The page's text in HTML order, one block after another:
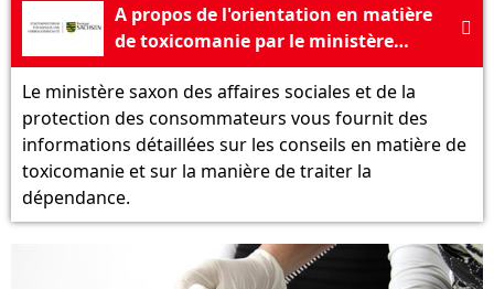
A propos de l'orientation en matière
de toxicomanie par le ministère
saxon des Affaires sociales

Le ministère saxon des affaires sociales et de la
protection des consommateurs vous fournit des
informations détaillées sur les conseils en matière de
toxicomanie et sur la manière de traiter la
dépendance.